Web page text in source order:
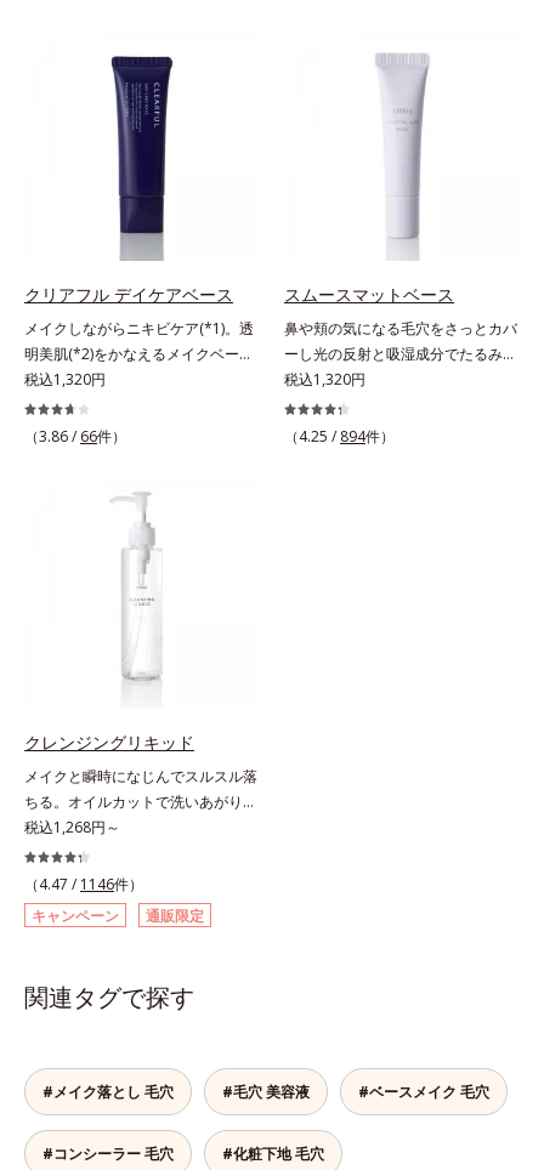
使用いただけます。※週2～3回のス
ペシャル洗顔としてのご使用をおす
すめいたしますが、クレンジング料
としてお使いいただく場合や、お肌
の状態に合わせて毎日お使いいただ
法】①適量(さくらんぼ 1粒程度)を
とり、乾いた肌の上で優しくらせん
を描くように、よくなじませます。
②指先の感触が軽くなったら、水ま
たはぬるま湯でよく洗い流します。
※W洗顔は不要です。
で、時間が経ってもくすみにくく、
くずれにくく、軽やかにピタッとフ
ィット。まるでつけたてのような美
肌をキープします。またドーナツ型
の粉体を採用したことで、より多く
均一に光を拡散することを実現。毛
穴やシミの目立ちにくい“ほのツヤ
美肌”に仕上げます。ウォータープ
ルーフテスト済で、アウトドアにも
おすすめです。* 10時間化粧持ちデ
人差があります。
スではボディのニキビケア(*)のため
に、たっぷりの泡でやさしく洗う洗
浄料と、手軽にシュッとひと吹きで
きるスプレータイプのローションの
2ステップをご用意しています。洗
浄料もローションも、肌へのやさし
色。清涼成分のメントール配合で、
すっきり気持ちの良い使用感です。
* ニキビ・肌荒れを防ぐ
クリアフル デイケアベース
メイクしながらニキビケア(*1)。透
明美肌(*2)をかなえるメイクベー
ス。ニキビがあると、メイクはニキ
ビに良くないのではないかと心配に
なりがち。しかし何も塗らないと、
デイケアベースは、ニキビケア(*1)
できる新発想のメイク下地。スキン
ケアシリーズと同様のニキビケア成
分を配合した肌にやさしい処方なの
で、“ニキビをケアしたい”と“肌をキ
で、塗るとくすみがさっと払われ、
とした美しい仕上がりが続きます。
線ダメージからもしっかりガードし
ます。※敏感肌対象パッチテスト済
（すべての人に皮膚刺激がおきない
というわけではありません）*1 ニ
キビ・肌荒れを防ぐ*2 うるおいに
よる透明感のある肌
税込1,320円
（3.86 / 66件）
スムースマットベース
鼻や頬の気になる毛穴をさっとカバ
ーし光の反射と吸湿成分でたるみ毛
穴もふんわり一掃。肌になじむクリ
ーム状の部分用化粧下地。小鼻や頬
の気になる毛穴にさっと塗るだけ
税込1,320円
（4.25 / 894件）
クレンジングリキッド
メイクと瞬時になじんでスルスル落
ちる。オイルカットで洗いあがりス
ッキリなのに保湿成分30％以上で後
肌のうるおい感も抜群。「メイク落
ち」と「快適な洗い上がり」を叶え
る、アクアクレンジング成分を採
用。ファンデーションやポイントメ
いう間にメイクオフ。美容液のよう
成分の30％以上が素肌のうるおいバ
ランスを保つ保湿成分なので、ヌル
つきのないみずみずしい快適な洗い
上がりです。もちろん濡れた手OK
税込1,268円～
（4.47 / 1146件）
キャンペーン
通販限定
関連タグで探す
#メイク落とし 毛穴 #毛穴 美容液 #ベースメイク 毛穴
#コンシーラー 毛穴 #化粧下地 毛穴